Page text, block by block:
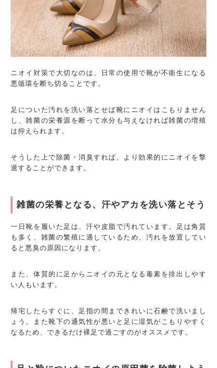
ニオイ対策で大切なのは、日常の使用で靴が不衛生になる
悪循環を断ち切ることです。
足についた汚れを洗い落とせば靴にニオイはこもりません
し、雑菌の栄養源を断って水分も与えなければ雑菌の増殖
は抑えられます。
そうした上で除菌・消臭すれば、より効果的にニオイを撃
退することができます。
雑菌の栄養となる、汗やアカを洗い落とそう
一日靴を履いた足は、汗や皮脂で汚れています。足は角質
も多く、雑菌の繁殖に適しているため、汚れを放置してい
ると悪臭の原因になります。
また、体質的に足からニオイの元となる毒素を排出しやす
い人もいます。
帰宅したらすぐに、足指の間まできれいに石鹸で洗いまし
ょう。また靴下の通気性が悪いと足に湿気がこもりやすく
なるため、できるだけ裸足で過ごすのがオススメです。